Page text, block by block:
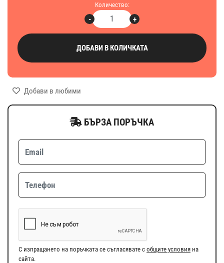
Количество:
+
-
ДОБАВИ В КОЛИЧКАТА
Добави в любими
БЪРЗА ПОРЪЧКА
С изпращането на поръчката се съгласявате с общите условия на
сайта.